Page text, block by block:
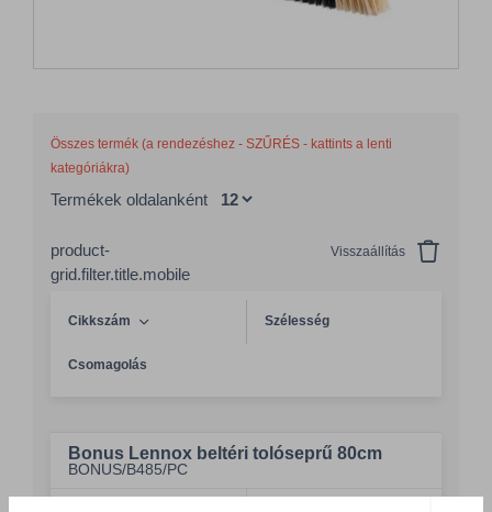
Összes termék (a rendezéshez - SZŰRÉS - kattints a lenti
kategóriákra)
Termékek oldalanként
product-
grid.filter.title.mobile
Visszaállítás
Cikkszám Szélesség
Csomagolás
Bonus Lennox beltéri tolóseprű 80cm
BONUS/B485/PC